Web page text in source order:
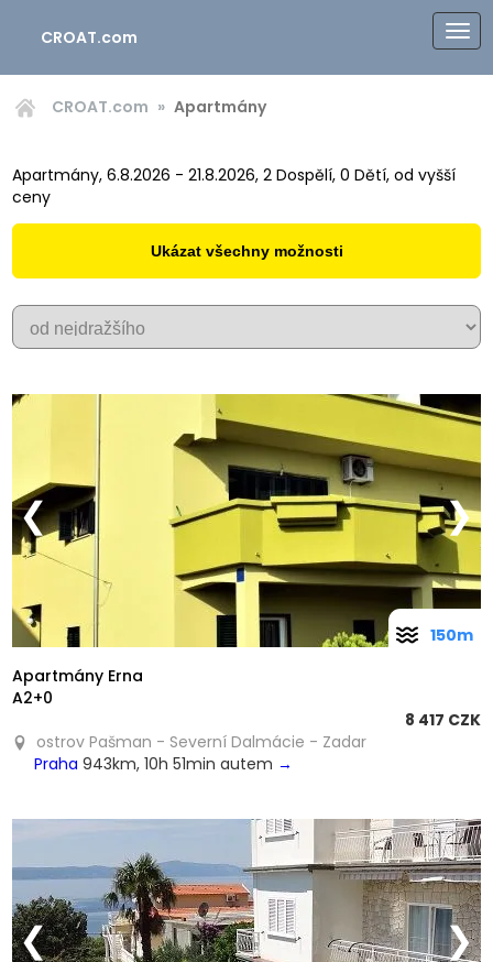
CROAT.com
CROAT.com Apartmány
Apartmány, 6.8.2026 - 21.8.2026, 2 Dospělí, 0 Dětí, od vyšší
ceny
Ukázat všechny možnosti
❮ ❯
Apartmány Erna
A2+0
8 417 CZK
ostrov Pašman - Severní Dalmácie - Zadar
Praha 943km, 10h 51min autem →
150m
❮ ❯